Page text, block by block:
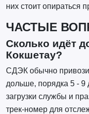
них стоит опираться
ЧАСТЫЕ
Сколько идёт
Кокшетау?
СДЭК обычно
дольше, порядка 5 - 9
загрузки службы и
трек-номер для